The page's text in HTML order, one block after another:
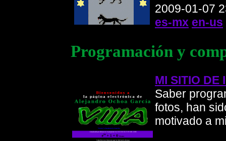
2009-01-07
es-mx en-us
Programación y
MI SITIO
Saber
fotos, han
motivado a